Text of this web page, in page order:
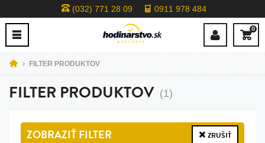
(032) 771 28 09 0911 978 484
0
FILTER PRODUKTOV
FILTER PRODUKTOV (1)
ZOBRAZIŤFILTER ZRUŠIŤ